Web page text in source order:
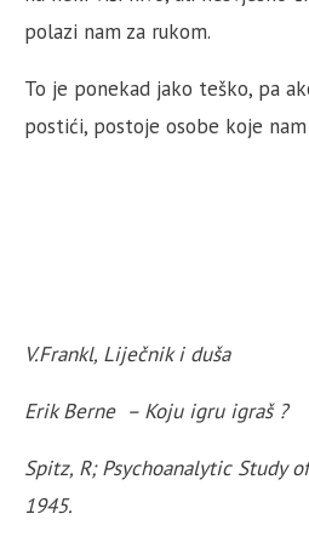
polazi nam za rukom.
To je ponekad jako teško, pa
postići, postoje osobe koje
V.Frankl, Liječnik i duša
Erik Berne – Koju igru igraš ?
Spitz, R; Psychoanalytic Study
1945.